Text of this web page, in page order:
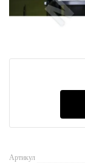
Артикул